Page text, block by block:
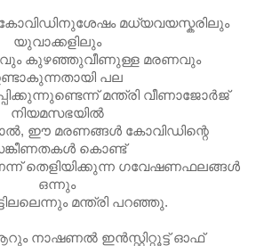
മധ്യവയസ്കരിലും
യുവാക്കളിലും
കുഴഞ്ഞുവീണുള്ള മരണവും
പല
മന്ത്രി വീണാജോര്‍ജ്‌
നിയമസഭയില്‍
ഈ മരണങ്ങൾ കോവിഡിന്റെ
കൊണ്ട്‌
തെളിയിക്കുന്ന ഗവേഷണഫലങ്ങള്‍
ഒന്നും
മന്ത്രി പറഞ്ഞു.
നാഷണല്‍ ഇന്‍സ്റ്റിറ്റൂട്ട്‌ ഓഫ്‌